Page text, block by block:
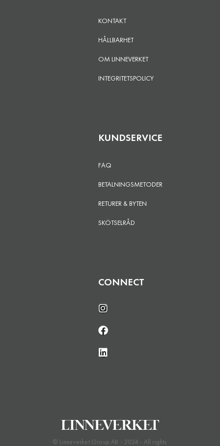
KONTAKT
HÅLLBARHET
OM LINNEVERKET
INTEGRITETSPOLICY
KUNDSERVICE
FAQ
BETALNINGSMETODER
RETURER & BYTEN
SKÖTSELRÅD
CONNECT
© Linneverket Group AB - 2024 - All rights